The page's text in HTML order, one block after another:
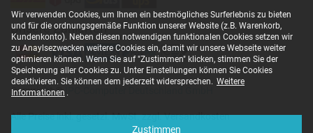
Wir verwenden Cookies, um Ihnen ein bestmögliches Surferlebnis zu bieten
und für die ordnungsgemäße Funktion unserer Website (z.B. Warenkorb,
Kundenkonto). Neben diesen notwendigen funktionalen Cookies setzen wir
zu Anaylsezwecken weitere Cookies ein, damit wir unsere Webseite weiter
optimieren können. Wenn Sie auf "Zustimmen" klicken, stimmen Sie der
Speicherung aller Cookies zu. Unter Einstellungen können Sie Cookies
deaktivieren. Sie können dem jederzeit widersprechen. Weitere
Informationen .
Zustimmen
PSE
SEC
Singapore Safety Mark
TÜV Argentina Certificado
TÜV Geprüfte Sicherheit
UKCA
UL Listed
Unsere Zahlarten
Copyright ©
Alle Preise inkl. gesetzl. MwSt. zzgl. Versandkosten